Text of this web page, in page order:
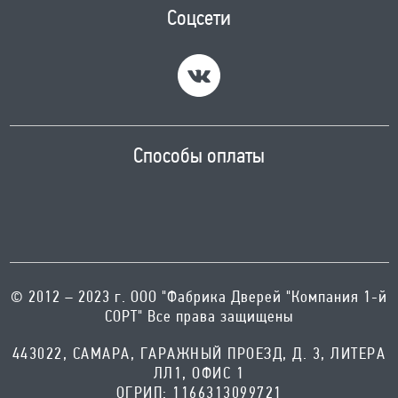
Соцсети
Способы оплаты
© 2012 – 2023 г. ООО "Фабрика Дверей "Компания 1-й
СОРТ" Все права защищены
443022, САМАРА, ГАРАЖНЫЙ ПРОЕЗД, Д. 3, ЛИТЕРА
ЛЛ1, ОФИС 1
ОГРИП: 1166313099721